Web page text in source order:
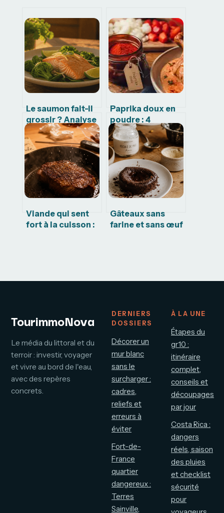
Le saumon fait-il
grossir ? Analyse
nutritionnelle et
conseils pour
votre perte de
poids
Paprika doux en
poudre : 4
bienfaits santé et
secrets pour
sublimer vos plats
sans piquer
Viande qui sent
fort à la cuisson :
Gâteaux sans
farine et sans œuf
TourimmoNova
Le média du littoral et du
terroir : investir, voyager
et vivre au bord de l'eau,
avec des repères
concrets.
DERNIERS
DOSSIERS
Décorer un
mur blanc
sans le
surcharger :
cadres,
reliefs et
erreurs à
éviter
Fort-de-
France
quartier
dangereux :
Terres
Sainville,
À LA UNE
Étapes du
gr10 :
itinéraire
complet,
conseils et
découpages
par jour
Costa Rica :
dangers
réels, saison
des pluies
et checklist
sécurité
pour